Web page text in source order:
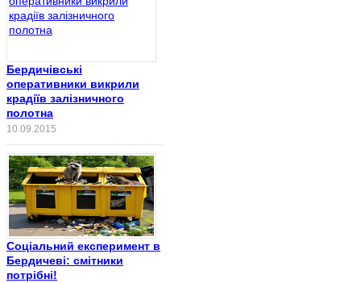
Бердичівські
оперативники викрили
крадіїв залізничного
полотна
10.09.2015
Соціальний експеримент в
Бердичеві: смітники
потрібні!